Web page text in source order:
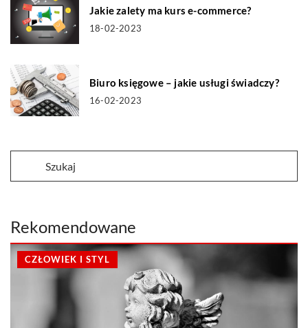
Jakie zalety ma kurs e-commerce?
18-02-2023
Biuro księgowe – jakie usługi świadczy?
16-02-2023
Rekomendowane
CZŁOWIEK I STYL